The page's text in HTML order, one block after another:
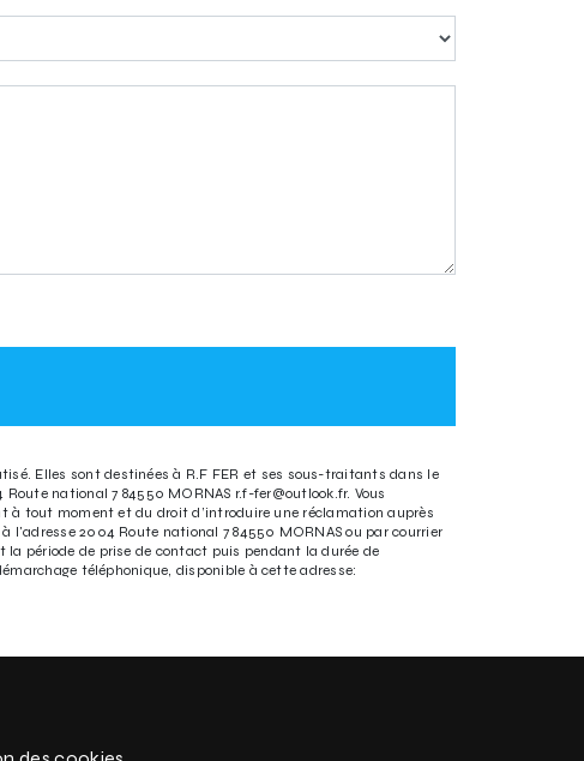
Elles sont destinées à R.F FER et ses sous-traitants dans le
national 7 84550 MORNAS r.f-fer@outlook.fr. Vous
à tout moment et du droit d’introduire une réclamation auprès
l'adresse 2004 Route national 7 84550 MORNAS ou par courrier
période de prise de contact puis pendant la durée de
téléphonique, disponible à cette adresse: